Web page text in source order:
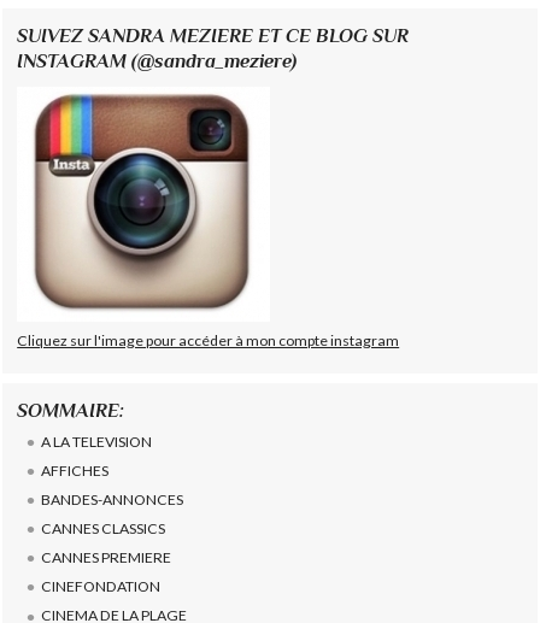
SUIVEZ SANDRA MEZIERE ET CE BLOG SUR
INSTAGRAM (@sandra_meziere)
Cliquez sur l'image pour accéder à mon compte instagram
SOMMAIRE:
A LA TELEVISION
AFFICHES
BANDES-ANNONCES
CANNES CLASSICS
CANNES PREMIERE
CINEFONDATION
CINEMA DE LA PLAGE